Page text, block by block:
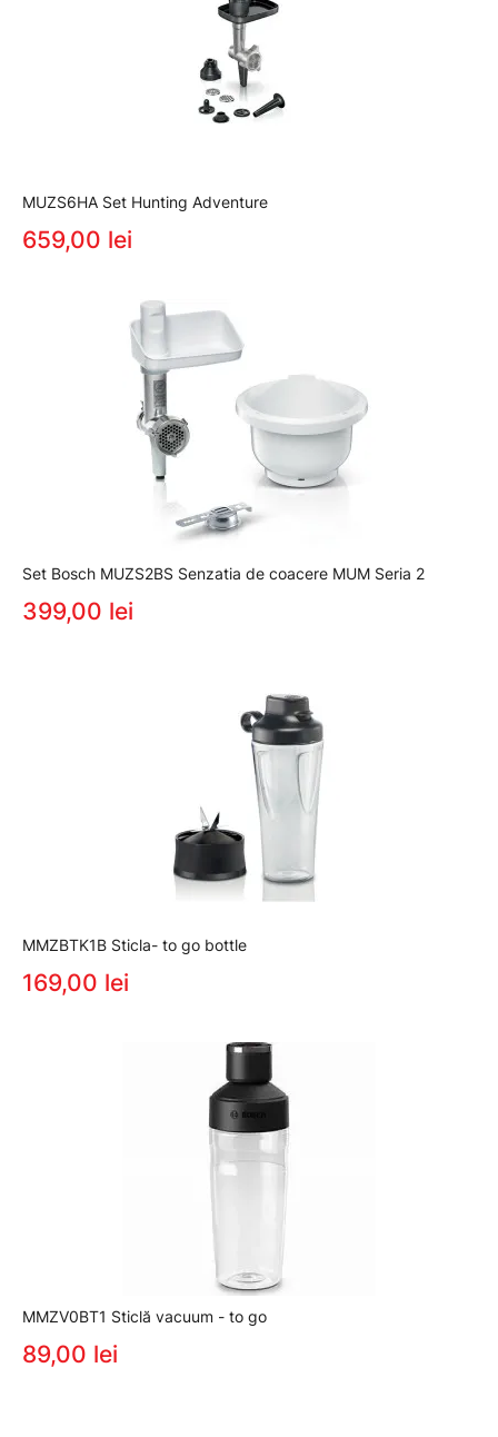
MUZS6HA Set Hunting Adventure
659,00 lei
Set Bosch MUZS2BS Senzatia de coacere MUM Seria 2
399,00 lei
MMZBTK1B Sticla- to go bottle
169,00 lei
MMZV0BT1 Sticlă vacuum - to go
89,00 lei